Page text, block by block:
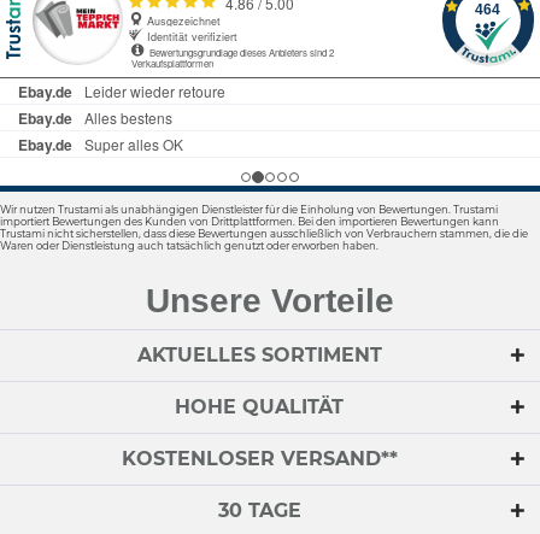
Wir nutzen Trustami als unabhängigen Dienstleister für die Einholung von Bewertungen. Trustami
importiert Bewertungen des Kunden von Drittplattformen. Bei den importieren Bewertungen kann
Trustami nicht sicherstellen, dass diese Bewertungen ausschließlich von Verbrauchern stammen, die die
Waren oder Dienstleistung auch tatsächlich genutzt oder erworben haben.
Unsere Vorteile
AKTUELLES SORTIMENT
HOHE QUALITÄT
KOSTENLOSER VERSAND**
30 TAGE